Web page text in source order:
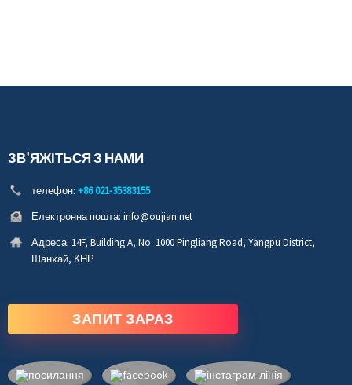
ЗВ'ЯЖІТЬСЯ З НАМИ
телефон: +86 021-35383155
Електронна пошта: info@oujian.net
Адреса: 14F, Building A, No. 1000 Pingliang Road, Yangpu District,
Шанхай, КНР
ЗАПИТ ЗАРАЗ